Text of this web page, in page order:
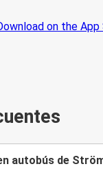
autobús de